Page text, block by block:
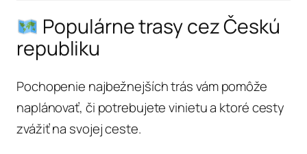
Populárne trasy cez Českú
republiku
Pochopenie najbežnejších trás vám pomôže
naplánovať, či potrebujete vinietu a ktoré cesty
zvážiť na svojej ceste.